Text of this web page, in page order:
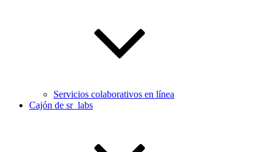
Servicios colaborativos en línea
Cajón de sr_labs